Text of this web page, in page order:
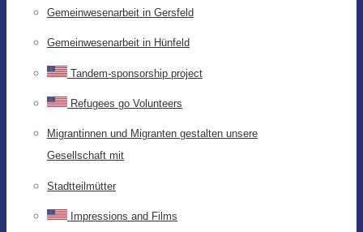
Gemeinwesenarbeit in Gersfeld
Gemeinwesenarbeit in Hünfeld
Tandem-sponsorship project
Refugees go Volunteers
Migrantinnen und Migranten gestalten unsere
Gesellschaft mit
Stadtteilmütter
Impressions and Films